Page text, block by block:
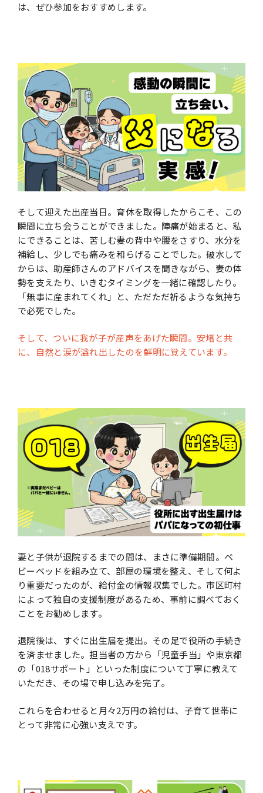
は、ぜひ参加をおすすめします。
そして迎えた出産当⽇。育休を取得したからこそ、この
瞬間に⽴ち会うことができました。陣痛が始まると、私
にできることは、苦しむ妻の背中や腰をさすり、⽔分を
補給し、少しでも痛みを和らげることでした。破⽔して
からは、助産師さんのアドバイスを聞きながら、妻の体
勢を⽀えたり、いきむタイミングを⼀緒に確認したり。
「無事に産まれてくれ」と、ただただ祈るような気持ち
で必死でした。
そして、ついに我が⼦が産声をあげた瞬間。安堵と共
に、⾃然と涙が溢れ出したのを鮮明に覚えています。
妻と⼦供が退院するまでの間は、まさに準備期間。ベ
ビーベッドを組み⽴て、部屋の環境を整え、そして何よ
り重要だったのが、給付⾦の情報収集でした。市区町村
によって独⾃の⽀援制度があるため、事前に調べておく
ことをお勧めします。
退院後は、すぐに出⽣届を提出。その⾜で役所の⼿続き
を済ませました。担当者の⽅から「児童⼿当」や東京都
の「018サポート」といった制度について丁寧に教えて
いただき、その場で申し込みを完了。
これらを合わせると⽉々2万円の給付は、⼦育て世帯に
とって⾮常に⼼強い⽀えです。